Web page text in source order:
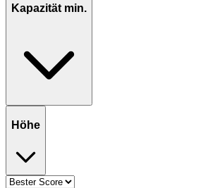
Kapazität min.
Höhe